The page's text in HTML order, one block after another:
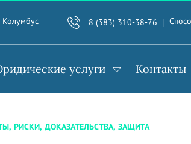
Колумбус 8 (383) 310-38-76
услуги Контакты
РИСКИ, ДОКАЗАТЕЛЬСТВА, ЗАЩИТА